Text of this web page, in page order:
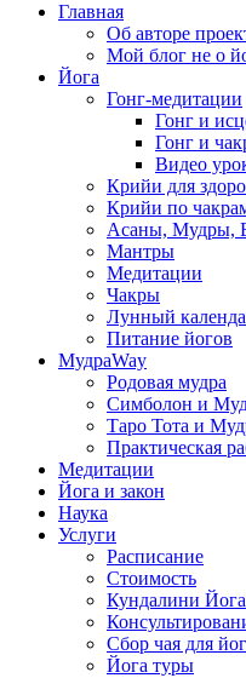
Главная
Об авторе
Мой блог не о
Йога
Гонг-медитации
Гонг и
Гонг и
Видео
Крийи для
Крийи по
Асаны, Мудры,
Мантры
Медитации
Чакры
Лунный
Питание йогов
МудраWay
Родовая мудра
Симболон и
Таро Тота и
Практическая
Медитации
Йога и закон
Наука
Услуги
Расписание
Стоимость
Кундалини
Сбор чая для
Йога туры